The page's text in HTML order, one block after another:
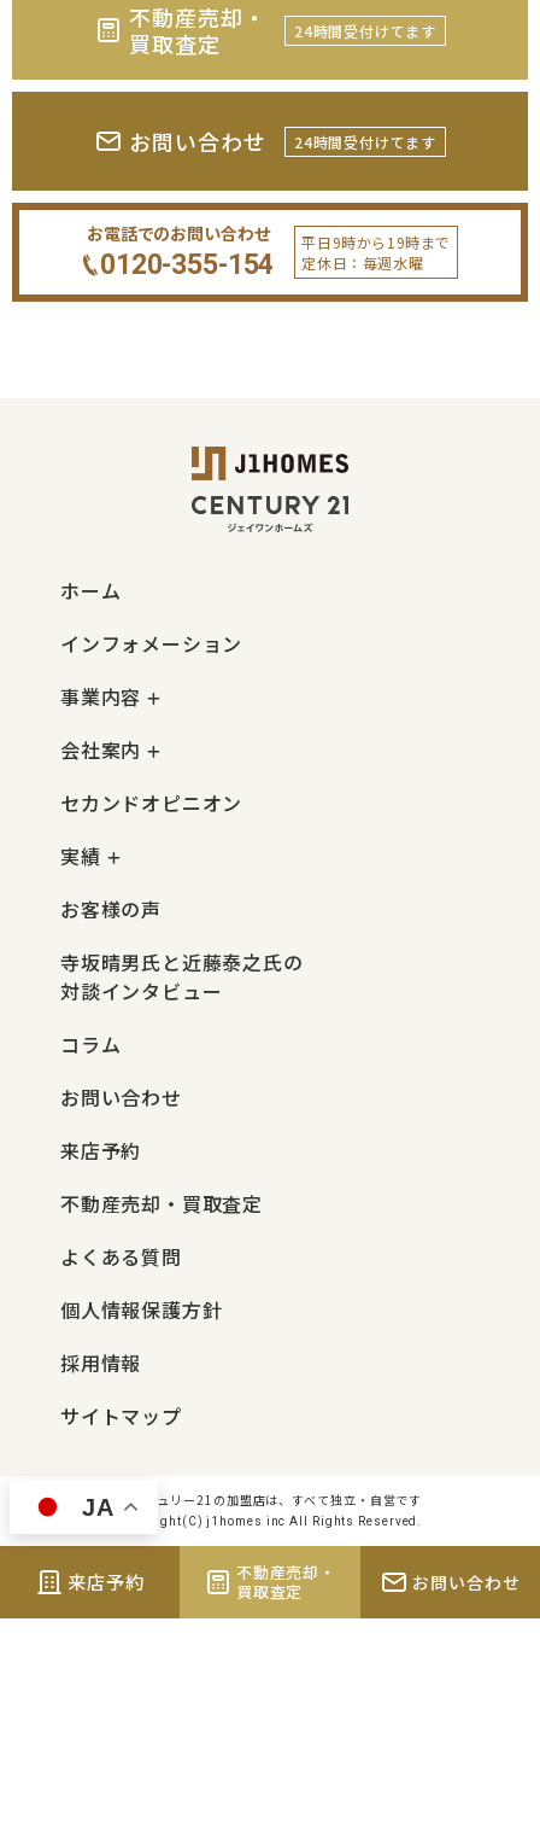
不動産売却・
買取査定
24時間受付けてます
お問い合わせ 24時間受付けてます
お電話でのお問い合わせ
0120-355-154
平日9時から19時まで
定休日：毎週水曜
ホーム
インフォメーション
事業内容
会社案内
セカンドオピニオン
実績
お客様の声
寺坂晴男氏と近藤泰之氏の
対談インタビュー
コラム
お問い合わせ
来店予約
不動産売却・買取査定
よくある質問
個人情報保護方針
採用情報
サイトマップ
センチュリー21の加盟店は、すべて独立・自営です
Copyright(C) j1homes inc All Rights Reserved.
来店予約
不動産売却・
買取査定
お問い合わせ
JA